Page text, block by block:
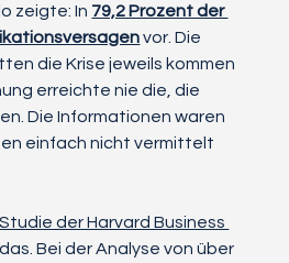
zeigte: In 79,2 Prozent der
vor. Die
die Krise jeweils kommen
erreichte nie die, die
Die Informationen waren
einfach nicht vermittelt
der Harvard Business
Bei der Analyse von über